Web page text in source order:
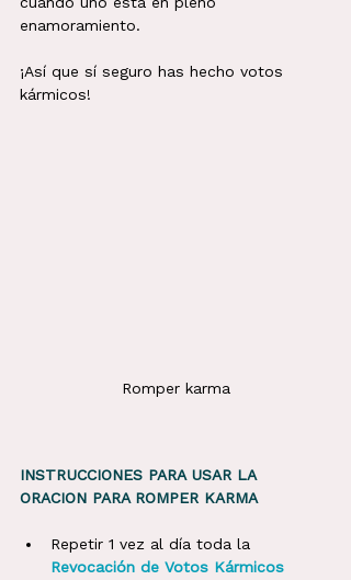
enamoramiento.
¡Así que sí seguro has hecho votos
kármicos!
Romper karma
INSTRUCCIONES PARA USAR LA
ORACION PARA ROMPER KARMA
Repetir 1 vez al día toda la
Revocación de Votos Kármicos